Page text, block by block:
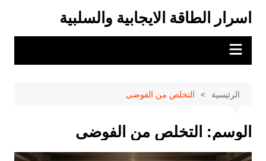
المحتوى
اسرار الطاقة الايجابية والسلبية
الرئيسية التخلص من الفوضى
الوسم: التخلص من الفوضى